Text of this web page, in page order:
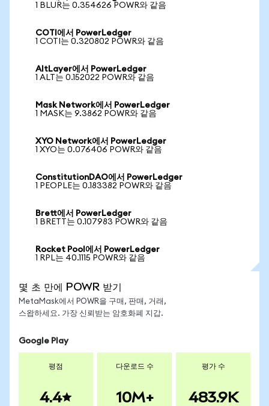
1 BLUR는 0.354626 POWR와 같음
COTI에서 PowerLedger
1 COTI는 0.320802 POWR와 같음
AltLayer에서 PowerLedger
1 ALT는 0.152022 POWR와 같음
Mask Network에서 PowerLedger
1 MASK는 9.3862 POWR와 같음
XYO Network에서 PowerLedger
1 XYO는 0.076406 POWR와 같음
ConstitutionDAO에서 PowerLedger
1 PEOPLE는 0.183382 POWR와 같음
Brett에서 PowerLedger
1 BRETT는 0.107983 POWR와 같음
Rocket Pool에서 PowerLedger
1 RPL는 40.1115 POWR와 같음
몇 초 만에 POWR 받기
MetaMask에서 POWR을 구매, 판매, 거래,
스왑하세요. 가장 신뢰받는 암호화폐 지갑.
Google Play
평점
4.4
다운로드 수
10M+
평가 수
483.9K